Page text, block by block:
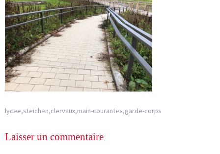
lycee,steichen,clervaux,main-courantes,garde-corps
Laisser un commentaire